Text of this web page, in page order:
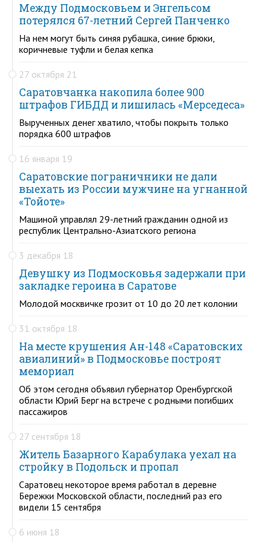
Между Подмосковьем и Энгельсом
потерялся 67-летний Сергей Панченко
На нем могут быть синяя рубашка, синие брюки,
коричневые туфли и белая кепка
27 октября 21
Саратовчанка накопила более 900
штрафов ГИБДД и лишилась «Мерседеса»
Вырученных денег хватило, чтобы покрыть только
порядка 600 штрафов
16 января 19
Саратовские пограничники не дали
выехать из России мужчине на угнанной
«Тойоте»
Машиной управлял 29-летний гражданин одной из
республик Центрально-Азиатского региона
3 декабря 18
Девушку из Подмосковья задержали при
закладке героина в Саратове
Молодой москвичке грозит от 10 до 20 лет колонии
31 октября 18
На месте крушения Ан-148 «Саратовских
авиалиний» в Подмосковье построят
мемориал
Об этом сегодня объявил губернатор Оренбургской
области Юрий Берг на встрече с родными погибших
пассажиров
27 сентября 18
Житель Базарного Карабулака уехал на
стройку в Подольск и пропал
Саратовец некоторое время работал в деревне
Бережки Московской области, последний раз его
видели 15 сентября
6 июня 18